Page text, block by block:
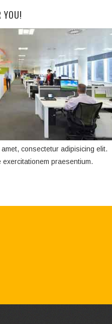
YOU!
consectetur adipisicing elit.
praesentium.